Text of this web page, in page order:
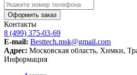
Оформить заказ
Контакты
8 (499) 375-03-69
E-mail: Besttech.msk@gmail.com
Адрес: Московская область, Химки,
Информация